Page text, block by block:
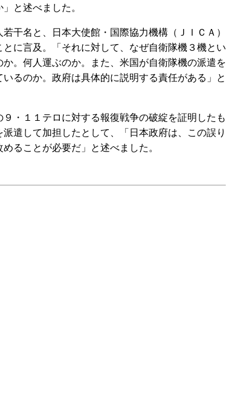
と述べました。
干名と、日本大使館・国際協力機構（ＪＩＣＡ）
に言及。「それに対して、なぜ自衛隊機３機とい
。何人運ぶのか。また、米国が自衛隊機の派遣を
るのか。政府は具体的に説明する責任がある」と
・１１テロに対する報復戦争の破綻を証明したも
遣して加担したとして、「日本政府は、この誤り
ることが必要だ」と述べました。